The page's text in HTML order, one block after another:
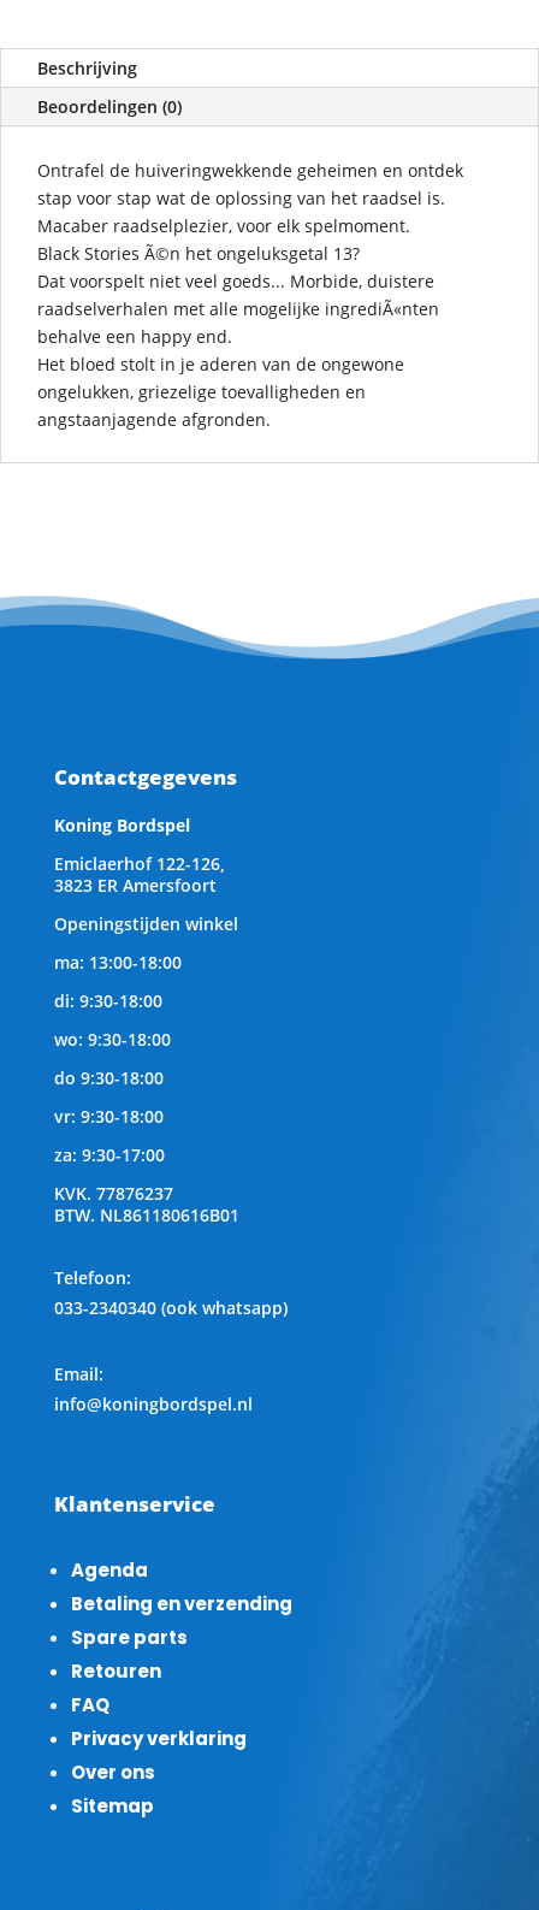
Beschrijving
Beoordelingen (0)
Ontrafel de huiveringwekkende geheimen en ontdek
stap voor stap wat de oplossing van het raadsel is.
Macaber raadselplezier, voor elk spelmoment.
Black Stories Ã©n het ongeluksgetal 13?
Dat voorspelt niet veel goeds... Morbide, duistere
raadselverhalen met alle mogelijke ingrediÃ«nten
behalve een happy end.
Het bloed stolt in je aderen van de ongewone
ongelukken, griezelige toevalligheden en
angstaanjagende afgronden.
Contactgegevens
Koning Bordspel
Emiclaerhof 122-126,
3823 ER Amersfoort
Openingstijden winkel
ma: 13:00-18:00
di: 9:30-18:00
wo: 9:30-18:00
do 9:30-18:00
vr: 9:30-18:00
za: 9:30-17:00
KVK. 77876237
BTW. NL861180616B01
Telefoon:
033-2340340 (ook whatsapp)
Email:
info@koningbordspel.nl
Klantenservice
Agenda
Betaling en verzending
Spare parts
Retouren
FAQ
Privacy verklaring
Over ons
Sitemap